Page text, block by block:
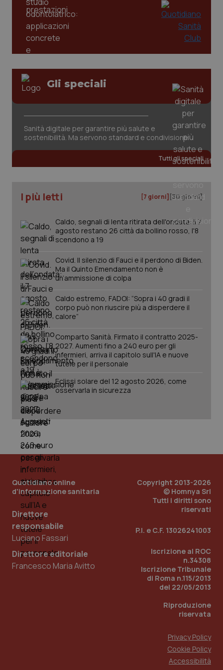
Gli speciali
Sanità digitale per garantire più salute e
sostenibilità. Ma servono standard e condivisione
Tutti gli speciali
I più letti [7 giorni] [30 giorni]
Caldo, segnali di lenta ritirata dell'ondata: il 7
agosto restano 26 città da bollino rosso, l'8
scendono a 19
Covid. Il silenzio di Fauci e il perdono di Biden.
Ma il Quinto Emendamento non è
un’ammissione di colpa
Caldo estremo, FADOI: “Sopra i 40 gradi il
corpo può non riuscire più a disperdere il
calore”
Comparto Sanità. Firmato il contratto 2025-
2027. Aumenti fino a 240 euro per gli
infermieri, arriva il capitolo sull'IA e nuove
tutele per il personale
Eclissi solare del 12 agosto 2026, come
osservarla in sicurezza
Quotidiano online
d'informazione sanitaria
Direttore
responsabile
Luciano Fassari
Direttore editoriale
Francesco Maria Avitto
Copyright 2013-2026
© Homnya Srl
Tutti i diritti sono
riservati
P.I. e C.F. 13026241003
Iscrizione al ROC
n.34308
Iscrizione Tribunale
di Roma n.115/2013
del 22/05/2013
Riproduzione
riservata
Privacy Policy
Cookie Policy
Accessibilità
www.quotidianosanita.it
tracking-sites-ironfish-
tracking-enable
www.quotidianosanita.it
tracking-sites-ironfish-
session-id
_ga
Google LLC
.quotidianosanita.it
www.quotidianosanita.it